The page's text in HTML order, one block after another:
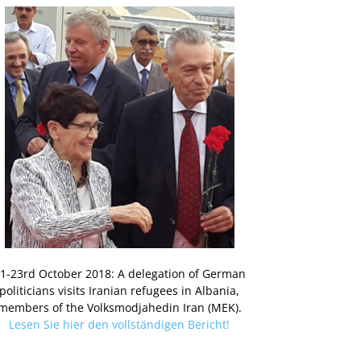
23rd October 2018: A delegation of German
politicians visits Iranian refugees in Albania,
of the Volksmodjahedin Iran (MEK).
Lesen Sie hier den vollständigen Bericht!